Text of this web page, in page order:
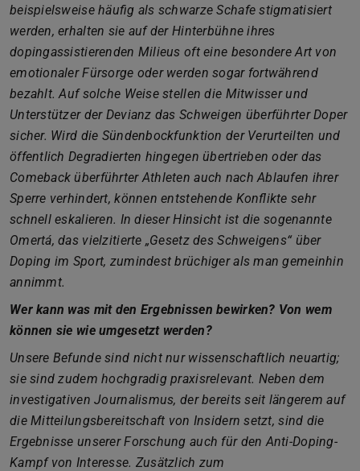
beispielsweise häufig als schwarze Schafe stigmatisiert
werden, erhalten sie auf der Hinterbühne ihres
dopingassistierenden Milieus oft eine besondere Art von
emotionaler Fürsorge oder werden sogar fortwährend
bezahlt. Auf solche Weise stellen die Mitwisser und
Unterstützer der Devianz das Schweigen überführter Doper
sicher. Wird die Sündenbockfunktion der Verurteilten und
öffentlich Degradierten hingegen übertrieben oder das
Comeback überführter Athleten auch nach Ablaufen ihrer
Sperre verhindert, können entstehende Konflikte sehr
schnell eskalieren. In dieser Hinsicht ist die sogenannte
Omertá, das vielzitierte „Gesetz des Schweigens“ über
Doping im Sport, zumindest brüchiger als man gemeinhin
annimmt.
Wer kann was mit den Ergebnissen bewirken? Von wem
können sie wie umgesetzt werden?
Unsere Befunde sind nicht nur wissenschaftlich neuartig;
sie sind zudem hochgradig praxisrelevant. Neben dem
investigativen Journalismus, der bereits seit längerem auf
die Mitteilungsbereitschaft von Insidern setzt, sind die
Ergebnisse unserer Forschung auch für den Anti-Doping-
Kampf von Interesse. Zusätzlich zum